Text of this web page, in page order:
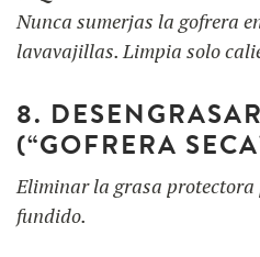
Nunca sumerjas la gofrera
lavavajillas. Limpia solo
8.
(“GOFRERA
Eliminar la grasa
fundido.